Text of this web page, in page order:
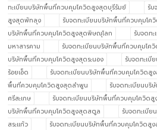
ทะเบียนบริษัทพื้นที่ควบคุมโควิดสูงสุดบุรีรัมย์
รับ
สูงสุดพัทลุง
รับจดทะเบียนบริษัทพื้นที่ควบคุมโค
บริษัทพื้นที่ควบคุมโควิดสูงสุดพิษณุโลก
รับจดท
มหาสารคาม
รับจดทะเบียนบริษัทพื้นที่ควบคุมโค
บริษัทพื้นที่ควบคุมโควิดสูงสุดระนอง
รับจดทะเ
ร้อยเอ็ด
รับจดทะเบียนบริษัทพื้นที่ควบคุมโควิดสู
พื้นที่ควบคุมโควิดสูงสุดลำพูน
รับจดทะเบียนบ
ศรีสะเกษ
รับจดทะเบียนบริษัทพื้นที่ควบคุมโควิด
บริษัทพื้นที่ควบคุมโควิดสูงสุดสตูล
รับจดทะเบี
สระแก้ว
รับจดทะเบียนบริษัทพื้นที่ควบคุมโควิดสู